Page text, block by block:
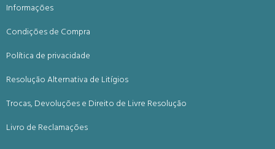
Informações
Condições de Compra
Política de privacidade
Resolução Alternativa de Litígios
Trocas, Devoluções e Direito de Livre Resolução
Livro de Reclamações